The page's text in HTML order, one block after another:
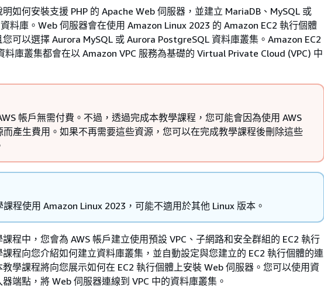
如何安裝支援 PHP 的 Apache Web 伺服器，並建立 MariaDB、MySQL 或
料庫。Web 伺服器會在使用 Amazon Linux 2023 的 Amazon EC2 執行個體
您可以選擇 Aurora MySQL 或 Aurora PostgreSQL 資料庫叢集 。Amazon EC2
料庫叢集都會在以 Amazon VPC 服務為基礎的 Virtual Private Cloud (VPC) 中
帳戶無需付費。不過，透過完成本教學課程，您可能會因為使用 AWS
而產生費用。如果不再需要這些資源，您可以在完成教學課程後刪除這些
課程使用 Amazon Linux 2023，可能不適用於其他 Linux 版本。
程中，您會為 AWS 帳戶建立使用預設 VPC、子網路和安全群組的 EC2 執行
程向您介紹如何建立資料庫叢集 ，並自動設定與您建立的 EC2 執行個體的連
學課程將向您展示如何在 EC2 執行個體上安裝 Web 伺服器。您可以使用資
器端點，將 Web 伺服器連線到 VPC 中的資料庫叢集 。